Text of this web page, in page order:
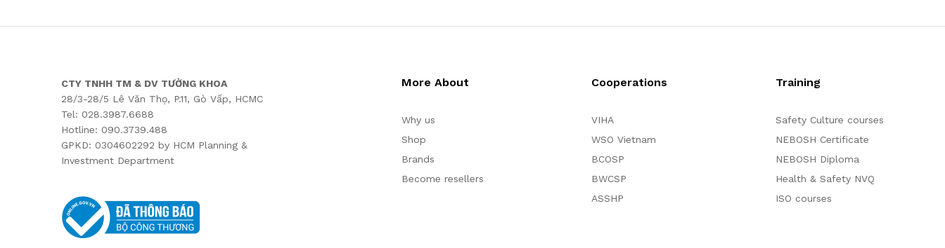
CTY TNHH TM & DV TƯỜNG KHOA
28/3-28/5 Lê Văn Thọ, P.11, Gò Vấp, HCMC
Tel: 028.3987.6688
Hotline: 090.3739.488
GPKD: 0304602292 by HCM Planning &
Investment Department
More About
Why us
Shop
Brands
Become resellers
Cooperations
VIHA
WSO Vietnam
BCOSP
BWCSP
ASSHP
Training
Safety Culture courses
NEBOSH Certificate
NEBOSH Diploma
Health & Safety NVQ
ISO courses